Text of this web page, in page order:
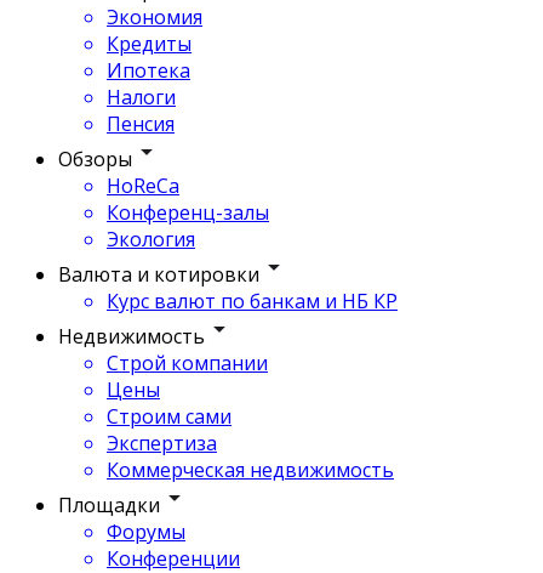
Экономия
Кредиты
Ипотека
Налоги
Пенсия
Обзоры
HoReCa
Конференц-залы
Экология
Валюта и котировки
Курс валют по банкам и НБ КР
Недвижимость
Строй компании
Цены
Строим сами
Экспертиза
Коммерческая недвижимость
Площадки
Форумы
Конференции